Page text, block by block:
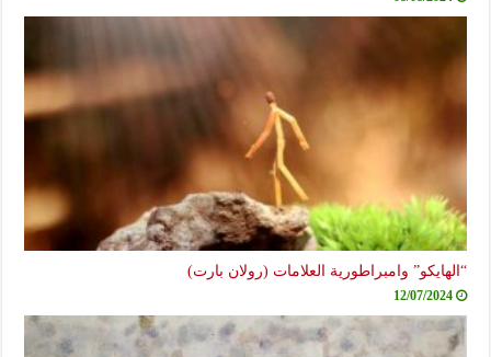
“الهايكو” وامبراطورية العلامات (رولان بارت)
12/07/2024